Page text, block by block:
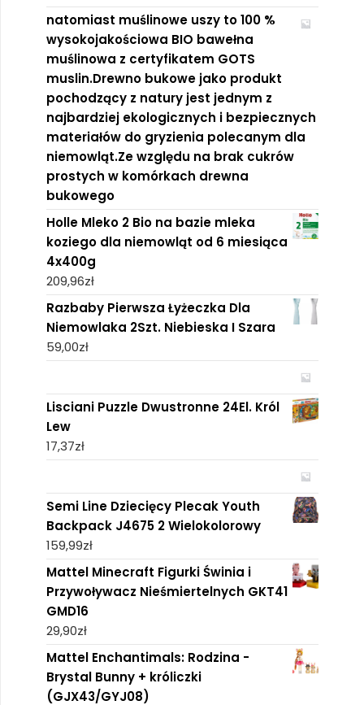
natomiast muślinowe uszy to 100 %
wysokojakościowa BIO bawełna
muślinowa z certyfikatem GOTS
muslin.Drewno bukowe jako produkt
pochodzący z natury jest jednym z
najbardziej ekologicznych i bezpiecznych
materiałów do gryzienia polecanym dla
niemowląt.Ze względu na brak cukrów
prostych w komórkach drewna
bukowego
Holle Mleko 2 Bio na bazie mleka
koziego dla niemowląt od 6 miesiąca
4x400g
209,96zł
Razbaby Pierwsza Łyżeczka Dla
Niemowlaka 2Szt. Niebieska I Szara
59,00zł
Lisciani Puzzle Dwustronne 24El. Król
Lew
17,37zł
Semi Line Dziecięcy Plecak Youth
Backpack J4675 2 Wielokolorowy
159,99zł
Mattel Minecraft Figurki Świnia i
Przywoływacz Nieśmiertelnych GKT41
GMD16
29,90zł
Mattel Enchantimals: Rodzina -
Brystal Bunny + króliczki
(GJX43/GYJ08)